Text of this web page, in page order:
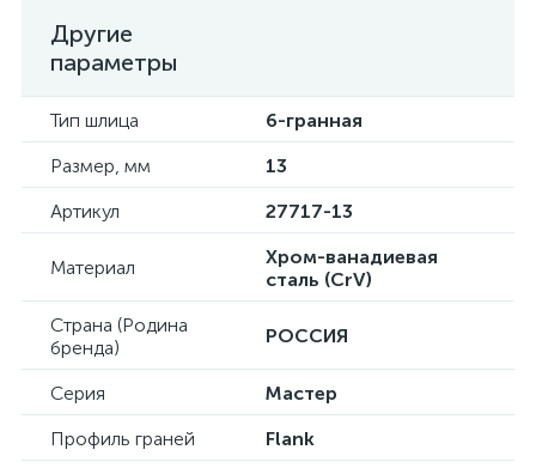
Другие
параметры
Тип шлица
6-гранная
Размер, мм
13
Артикул
27717-13
Материал
Хром-ванадиевая
сталь (CrV)
Страна (Родина
бренда)
РОССИЯ
Серия
Мастер
Профиль граней
Flank